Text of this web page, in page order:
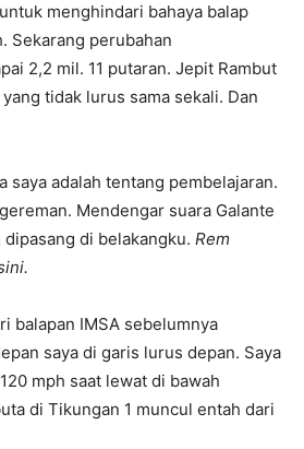
menghindari bahaya balap
Sekarang perubahan
2,2 mil. 11 putaran. Jepit Rambut
tidak lurus sama sekali. Dan
saya adalah tentang pembelajaran.
Mendengar suara Galante
di belakangku. Rem
balapan IMSA sebelumnya
saya di garis lurus depan. Saya
mph saat lewat di bawah
di Tikungan 1 muncul entah dari